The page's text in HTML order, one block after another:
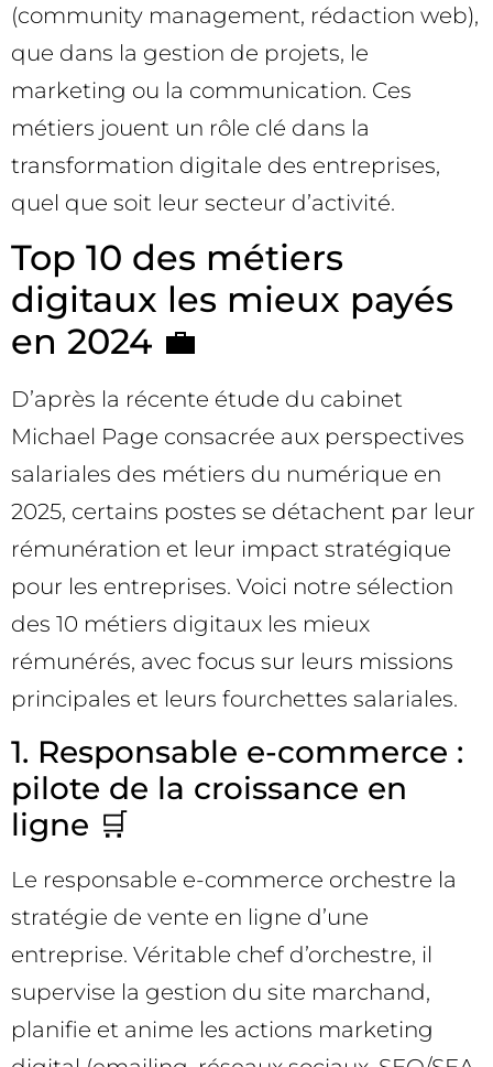
(community management, rédaction web),
que dans la gestion de projets, le
marketing ou la communication. Ces
métiers jouent un rôle clé dans la
transformation digitale des entreprises,
quel que soit leur secteur d’activité.
Top 10 des métiers
digitaux les mieux payés
en 2024 💼
D’après la récente étude du cabinet
Michael Page consacrée aux perspectives
salariales des métiers du numérique en
2025, certains postes se détachent par leur
rémunération et leur impact stratégique
pour les entreprises. Voici notre sélection
des 10 métiers digitaux les mieux
rémunérés, avec focus sur leurs missions
principales et leurs fourchettes salariales.
1. Responsable e-commerce :
pilote de la croissance en
ligne 🛒
Le responsable e-commerce orchestre la
stratégie de vente en ligne d’une
entreprise. Véritable chef d’orchestre, il
supervise la gestion du site marchand,
planifie et anime les actions marketing